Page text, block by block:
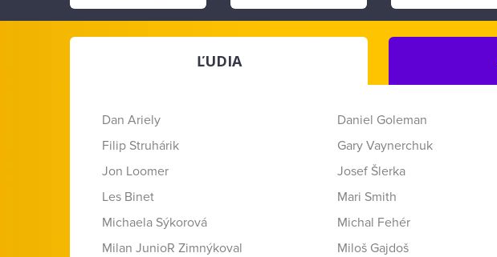
ĽUDIA
Dan Ariely Daniel Goleman
Filip Struhárik
Gary Vaynerchuk
Jon Loomer
Josef Šlerka
Les Binet
Mari Smith
Michaela Sýkorová
Michal Fehér
Milan JunioR Zimnýkoval
Miloš Gajdoš